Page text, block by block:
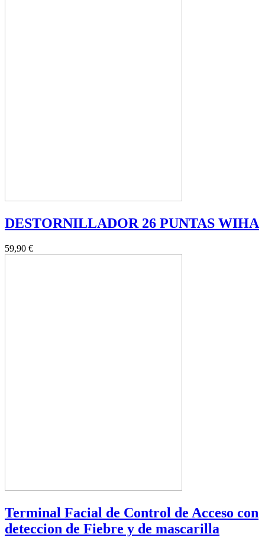
DESTORNILLADOR 26 PUNTAS WIHA
59,90 €
Terminal Facial de Control de Acceso con
deteccion de Fiebre y de mascarilla